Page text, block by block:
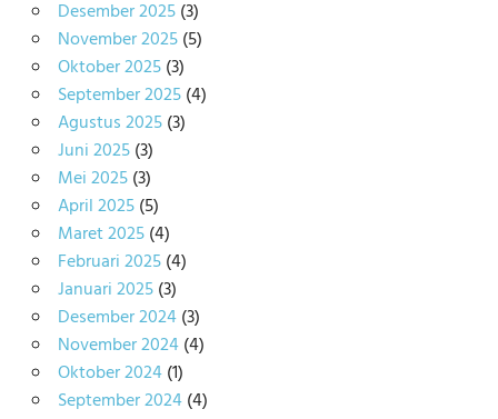
Desember 2025(3)
November 2025(5)
Oktober 2025(3)
September 2025(4)
Agustus 2025(3)
Juni 2025(3)
Mei 2025(3)
April 2025(5)
Maret 2025(4)
Februari 2025(4)
Januari 2025(3)
Desember 2024(3)
November 2024(4)
Oktober 2024(1)
September 2024(4)